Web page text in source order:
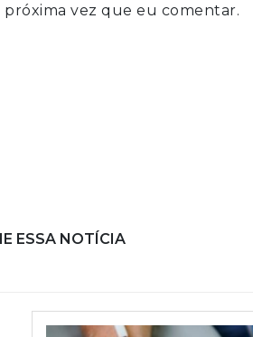
próxima vez que eu comentar.
ESSA NOTÍCIA